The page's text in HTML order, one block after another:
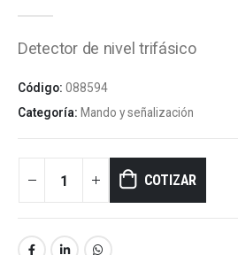
Detector de nivel trifásico
Código: 088594
Categoría: Mando y señalización
COTIZAR